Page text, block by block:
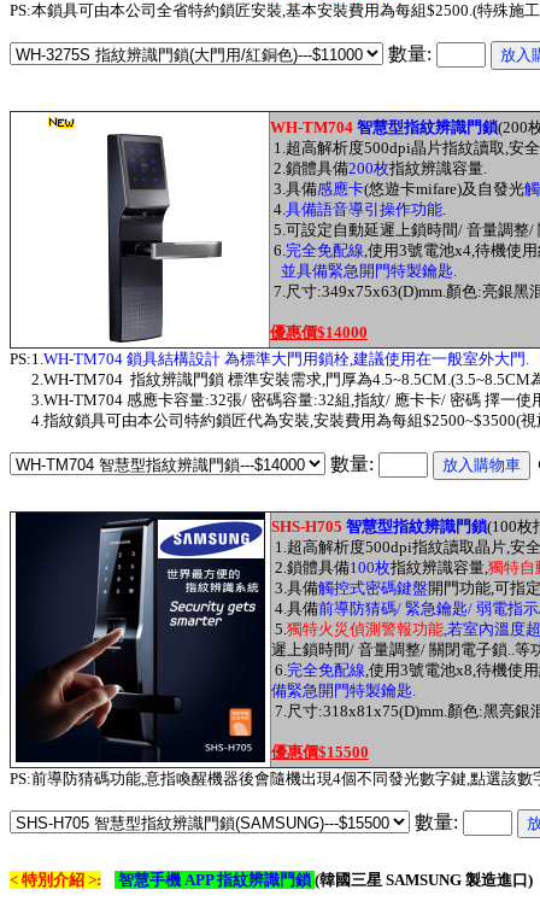
PS:本鎖具可由本公司全省特約鎖匠安裝,基本安裝費用為每組$2500.(特殊施
數量:
WH-TM704 智慧型指紋辨識門鎖(200
1.超高解析度500dpi晶片指紋讀取,安
2.鎖體具備200枚指紋辨識容量.
3.具備感應卡(悠遊卡mifare)及自發光
4.具備語音導引操作功能.
5.可設定自動延遲上鎖時間/ 音量調整/
6.完全免配線,使用3號電池x4,待機使
並具備緊急開門特製鑰匙.
7.尺寸:349x75x63(D)mm.顏色:亮銀黑
優惠價$14000
PS:1.WH-TM704 鎖具結構設計 為標準大門用鎖栓,建議使用在一般室外大門.
2.WH-TM704 指紋辨識門鎖 標準安裝需求,門厚為4.5~8.5CM.(3.5~8.5CM
3.WH-TM704 感應卡容量:32張/ 密碼容量:32組,指紋/ 應卡卡/ 密碼 擇一使
4.指紋鎖具可由本公司特約鎖匠代為安裝,安裝費用為每組$2500~$3500(視
數量:
SHS-H705 智慧型指紋辨識門鎖(100枚
1.超高解析度500dpi指紋讀取晶片,安
2.鎖體具備100枚指紋辨識容量,獨特自
3.具備觸控式密碼鍵盤開門功能,可指
4.具備前導防猜碼/ 緊急鑰匙/ 弱電指
5.獨特火災偵測警報功能,若室內溫度
遲上鎖時間/ 音量調整/ 關閉電子鎖..等
6.完全免配線,使用3號電池x8,待機使
備緊急開門特製鑰匙.
7.尺寸:318x81x75(D)mm.顏色:黑亮銀
優惠價$15500
PS:前導防猜碼功能,意指喚醒機器後會隨機出現4個不同發光數字鍵,點選該
數量:
< 特別介紹 >: 智慧手機 APP 指紋辨識門鎖 (韓國三星 SAMSUNG 製造進口)